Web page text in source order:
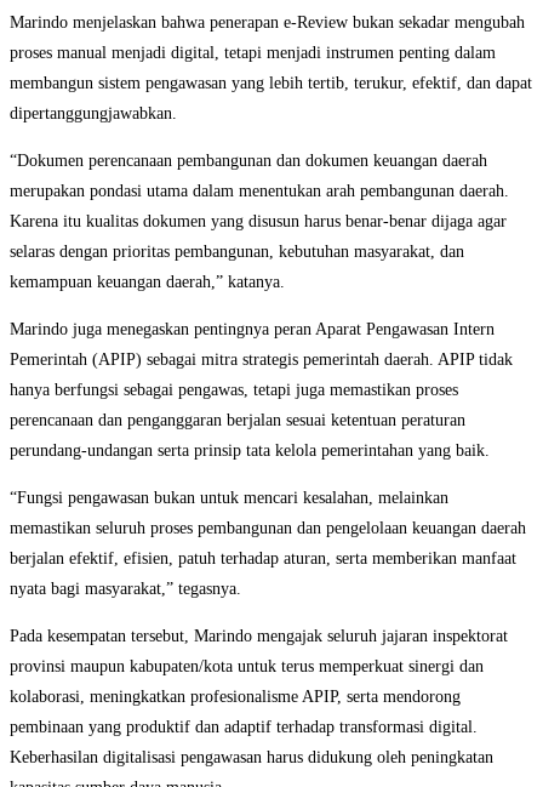
Marindo menjelaskan bahwa penerapan e-Review bukan sekadar mengubah
proses manual menjadi digital, tetapi menjadi instrumen penting dalam
membangun sistem pengawasan yang lebih tertib, terukur, efektif, dan dapat
dipertanggungjawabkan.
“Dokumen perencanaan pembangunan dan dokumen keuangan daerah
merupakan pondasi utama dalam menentukan arah pembangunan daerah.
Karena itu kualitas dokumen yang disusun harus benar-benar dijaga agar
selaras dengan prioritas pembangunan, kebutuhan masyarakat, dan
kemampuan keuangan daerah,” katanya.
Marindo juga menegaskan pentingnya peran Aparat Pengawasan Intern
Pemerintah (APIP) sebagai mitra strategis pemerintah daerah. APIP tidak
hanya berfungsi sebagai pengawas, tetapi juga memastikan proses
perencanaan dan penganggaran berjalan sesuai ketentuan peraturan
perundang-undangan serta prinsip tata kelola pemerintahan yang baik.
“Fungsi pengawasan bukan untuk mencari kesalahan, melainkan
memastikan seluruh proses pembangunan dan pengelolaan keuangan daerah
berjalan efektif, efisien, patuh terhadap aturan, serta memberikan manfaat
nyata bagi masyarakat,” tegasnya.
Pada kesempatan tersebut, Marindo mengajak seluruh jajaran inspektorat
provinsi maupun kabupaten/kota untuk terus memperkuat sinergi dan
kolaborasi, meningkatkan profesionalisme APIP, serta mendorong
pembinaan yang produktif dan adaptif terhadap transformasi digital.
Keberhasilan digitalisasi pengawasan harus didukung oleh peningkatan